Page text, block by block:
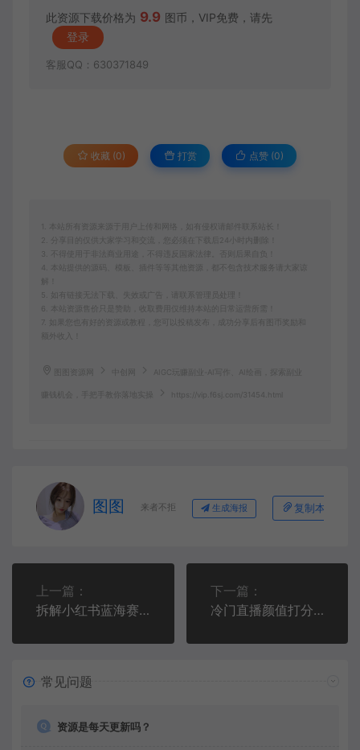
此资源下载价格为 9.9 图币，VIP免费，请先
登录
客服QQ：630371849
收藏 (0) 打赏 点赞 (0)
1. 本站所有资源来源于用户上传和网络，如有侵权请邮件联系站长！
2. 分享目的仅供大家学习和交流，您必须在下载后24小时内删除！
3. 不得使用于非法商业用途，不得违反国家法律。否则后果自负！
4. 本站提供的源码、模板、插件等等其他资源，都不包含技术服务请大家谅
5. 如有链接无法下载、失效或广告，请联系管理员处理！
6. 本站资源售价只是赞助，收取费用仅维持本站的日常运营所需！
7. 如果您也有好的资源或教程，您可以投稿发布，成功分享后有图币奖励和
额外收入！
图图资源网 中创网 AIGC玩赚副业-AI写作、AI绘画，探索副业
赚钱机会，手把手教你落地实操 https://vip.f6sj.com/31454.html
图图 来者不拒 生成海报 复制本文链接
上一篇：
拆解小红书蓝海赛道：剧本杀副业项目，玩法思路一条龙分享给你【1节视频】
下一篇：
冷门直播颜值打分师副业项目思路，轻松收益月入过W，玩法无私分享给你
常见问题
资源是每天更新吗？